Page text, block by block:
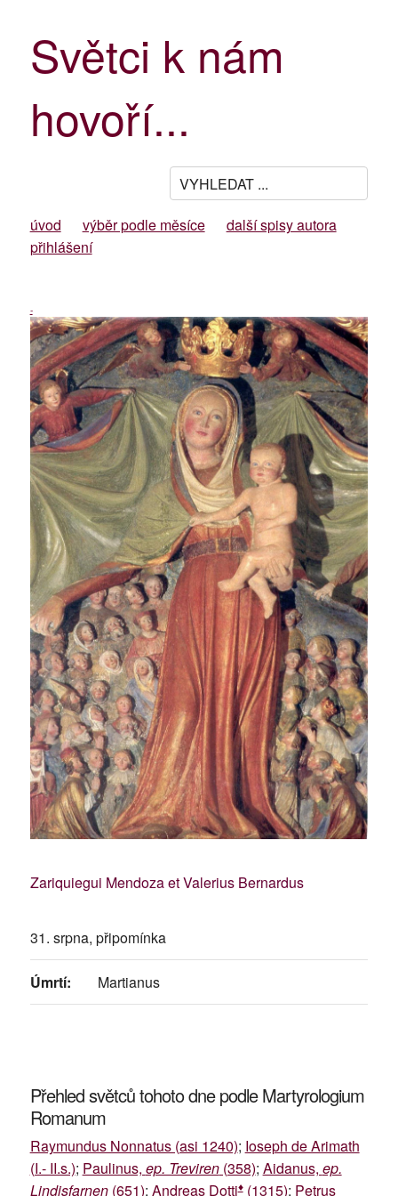
Světci k nám
hovoří...
úvod výběr podle měsíce
další spisy autora
přihlášení
-
Zariquiegui Mendoza et Valerius Bernardus
31. srpna, připomínka
Úmrtí: Martianus
Přehled světců tohoto dne podle Martyrologium
Romanum
Raymundus Nonnatus (asi 1240); Ioseph de Arimath
(I.- II.s.); Paulinus, ep. Treviren(358); Aidanus, ep.
Lindisfarnen(651); Andreas Dotti♦(1315); Petrus